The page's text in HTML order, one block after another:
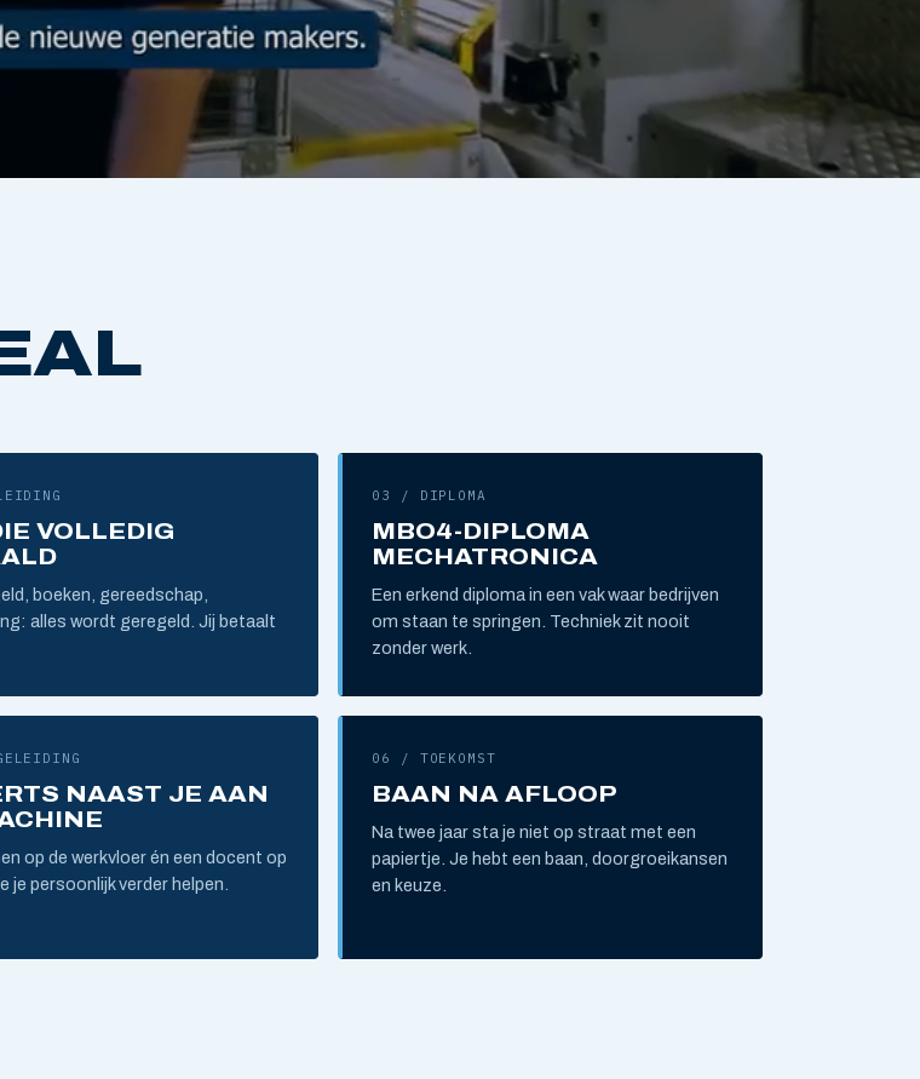
VOLLEDIG
boeken, gereedschap,
alles wordt geregeld. Jij betaalt
03 / DIPLOMA
MBO4-DIPLOMA
MECHATRONICA
Een erkend diploma in een vak waar bedrijven
om staan te springen. Techniek zit nooit
zonder werk.
NAAST JE AAN
op de werkvloer én een docent op
je persoonlijk verder helpen.
06 / TOEKOMST
BAAN NA AFLOOP
Na twee jaar sta je niet op straat met een
papiertje. Je hebt een baan, doorgroeikansen
en keuze.